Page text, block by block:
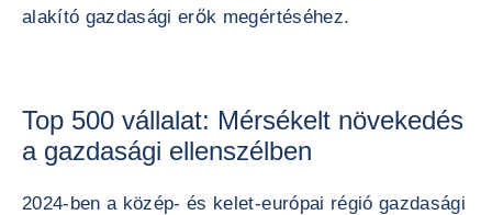
alakító gazdasági erők megértéséhez.
Top 500 vállalat: Mérsékelt növekedés
a gazdasági ellenszélben
2024-ben a közép- és kelet-európai régió gazdasági